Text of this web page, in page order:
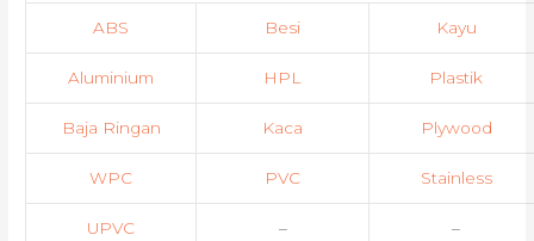
ABS Besi Kayu
Aluminium HPL Plastik
Baja Ringan Kaca Plywood
WPC PVC Stainless
UPVC – –